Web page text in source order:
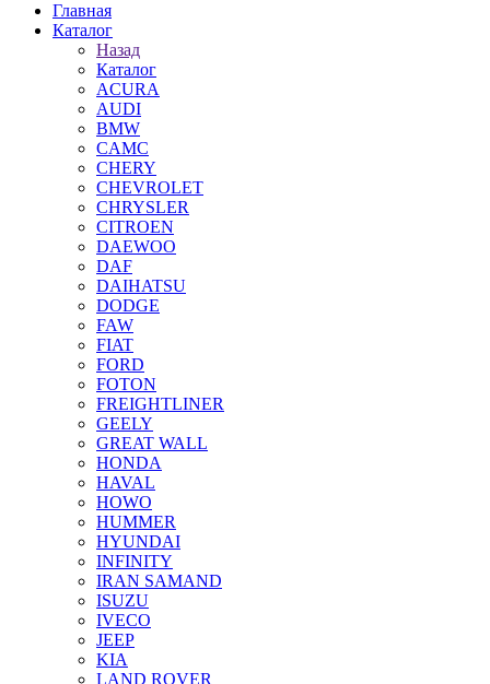
Главная
Каталог
Назад
Каталог
ACURA
AUDI
BMW
CAMC
CHERY
CHEVROLET
CHRYSLER
CITROEN
DAEWOO
DAF
DAIHATSU
DODGE
FAW
FIAT
FORD
FOTON
FREIGHTLINER
GEELY
GREAT WALL
HONDA
HAVAL
HOWO
HUMMER
HYUNDAI
INFINITY
IRAN SAMAND
ISUZU
IVECO
JEEP
KIA
LAND ROVER